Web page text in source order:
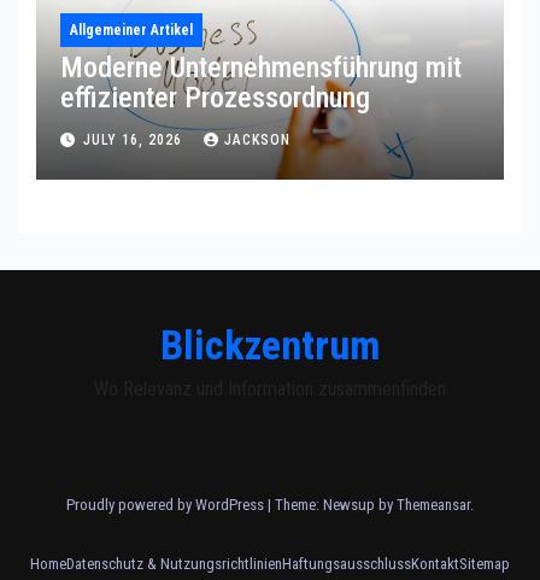
Allgemeiner Artikel
Moderne Unternehmensführung mit
effizienter Prozessordnung
JULY 16, 2026 JACKSON
Blickzentrum
Wo Relevanz und Information zusammenfinden
Proudly powered by WordPress | Theme: Newsup by Themeansar.
HomeDatenschutz & NutzungsrichtlinienHaftungsausschlussKontaktSitemap